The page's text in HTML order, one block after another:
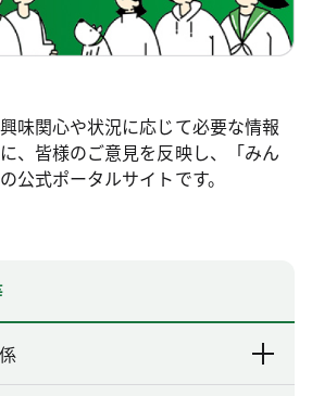
味関心や状況に応じて必要な情報
、皆様のご意見を反映し、「みん
公式ポータルサイトです。